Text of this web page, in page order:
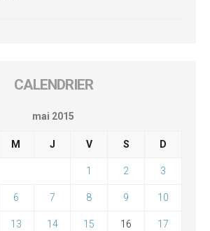
CALENDRIER
mai 2015
M J V S D
1 2 3
6 7 8 9 10
13 14 15 16 17